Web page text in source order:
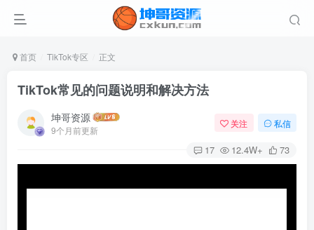
首页 TikTok专区 正文
TikTok常见的问题说明和解决方法
坤哥资源
9个月前更新
关注 私信
17 12.4W+ 73